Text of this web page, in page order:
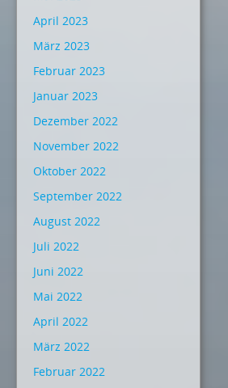
April 2023
März 2023
Februar 2023
Januar 2023
Dezember 2022
November 2022
Oktober 2022
September 2022
August 2022
Juli 2022
Juni 2022
Mai 2022
April 2022
März 2022
Februar 2022